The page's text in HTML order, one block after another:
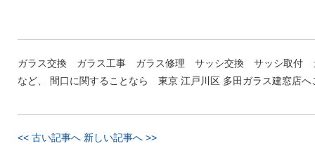
ガラス交換 ガラス工事 ガラス修理 サッシ交換 サッシ取付
など、 間口に関することなら 東京 江戸川区 多田ガラス建窓店へ
<< 古い記事へ 新しい記事へ >>